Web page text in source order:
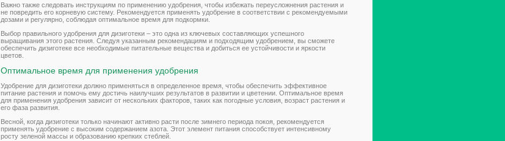
Важно также следовать инструкциям по применению удобрения, чтобы избежать переусложнения растения и
не повредить его корневую систему. Рекомендуется применять удобрение в соответствии с рекомендуемыми
дозами и регулярно, соблюдая оптимальное время для подкормки.
Выбор правильного удобрения для дизиготеки – это одна из ключевых составляющих успешного
выращивания этого растения. Следуя указанным рекомендациям и подходящим удобрением, вы сможете
обеспечить дизиготеке все необходимые питательные вещества и добиться ее устойчивости и яркости
цветов.
Оптимальное время для применения удобрения
Удобрение для дизиготеки должно применяться в определенное время, чтобы обеспечить эффективное
питание растения и помочь ему достичь наилучших результатов в развитии и цветении. Оптимальное время
для применения удобрения зависит от нескольких факторов, таких как погодные условия, возраст растения и
его фаза развития.
Весной, когда дизиготеки только начинают активно расти после зимнего периода покоя, рекомендуется
применять удобрение с высоким содержанием азота. Этот элемент питания способствует интенсивному
росту зеленой массы и образованию крепких стеблей.